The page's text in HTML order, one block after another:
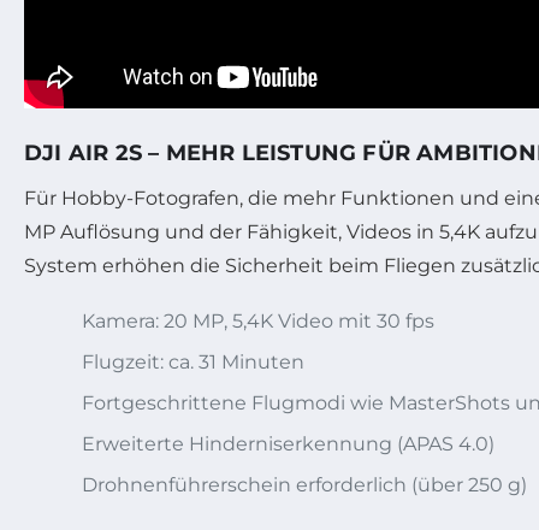
DJI AIR 2S – MEHR LEISTUNG FÜR
Für Hobby-Fotografen, die mehr Funktionen und
MP Auflösung und der Fähigkeit, Videos in 5,4K
System erhöhen die Sicherheit beim Fliegen
Kamera: 20 MP, 5,4K Video mit 30 fps
Flugzeit: ca. 31 Minuten
Fortgeschrittene Flugmodi wie MasterShots
Erweiterte Hinderniserkennung (APAS 4.0)
Drohnenführerschein erforderlich (über 250 g)